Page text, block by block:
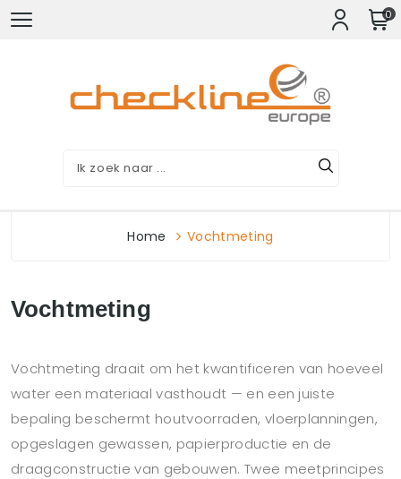
0
Home Vochtmeting
Vochtmeting
Vochtmeting draait om het kwantificeren van hoeveel
water een materiaal vasthoudt — en een juiste
bepaling beschermt houtvoorraden, vloerplanningen,
opgeslagen gewassen, papierproductie en de
draagconstructie van gebouwen. Twee meetprincipes